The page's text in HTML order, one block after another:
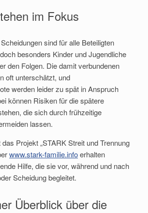
im Fokus
sind für alle Beteiligten
besonders Kinder und Jugendliche
den Folgen. Die damit verbundenen
oft unterschätzt, und
werden leider zu spät in Anspruch
können Risiken für die spätere
die sich durch frühzeitige
lassen.
Projekt „STARK Streit und Trennung
www.stark-familie.infoerhalten
Hilfe, die sie vor, während und nach
Scheidung begleitet.
Überblick über die